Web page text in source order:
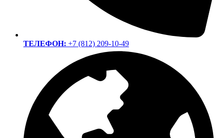
ТЕЛЕФОН: +7 (812) 209-10-49